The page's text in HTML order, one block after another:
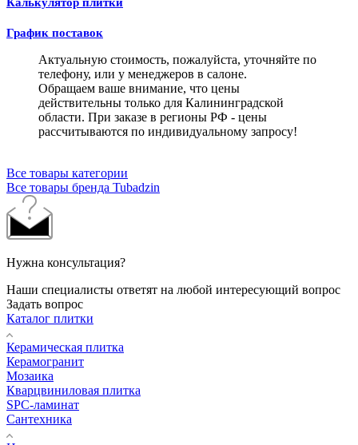
График поставок
Актуальную стоимость, пожалуйста, уточняйте по
телефону, или у менеджеров в салоне.
Обращаем ваше внимание, что цены
действительны только для Калининградской
области. При заказе в регионы РФ - цены
рассчитываются по индивидуальному запросу!
Все товары категории
Все товары бренда Tubadzin
Нужна консультация?
Наши специалисты ответят на любой интересующий вопрос
Задать вопрос
Каталог плитки
Керамическая плитка
Керамогранит
Мозаика
Кварцвиниловая плитка
SPC-ламинат
Сантехника